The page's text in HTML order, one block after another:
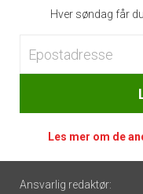
Hver søndag får
Les mer om de
Footer
Ansvarlig redaktør: